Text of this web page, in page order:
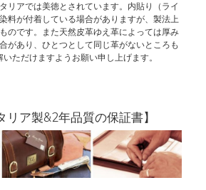
リアでは美徳とされています。内貼り（ライ
料が付着している場合がありますが、製法上
のです。また天然皮革ゆえ革によっては厚み
があり、ひとつとして同じ革がないところも
ただけますようお願い申し上げます。
リア製&2年品質の保証書】